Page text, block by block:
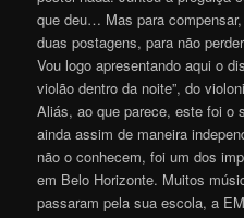
que deu… Mas para
duas postagens, para não
Vou logo apresentando aqui o
violão dentro da noite”, do
Aliás, ao que parece, este foi o
ainda assim de maneira
não o conhecem, foi um dos
em Belo Horizonte. Muitos
passaram pela sua escola, a